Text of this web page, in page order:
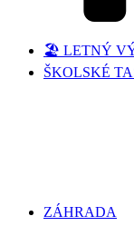
🏖️ LETNÝ
ŠKOLSKÉ
ZÁHRADA